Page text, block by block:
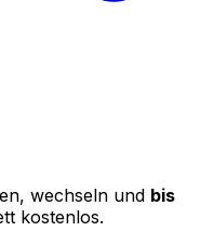
wechseln und bis
kostenlos.